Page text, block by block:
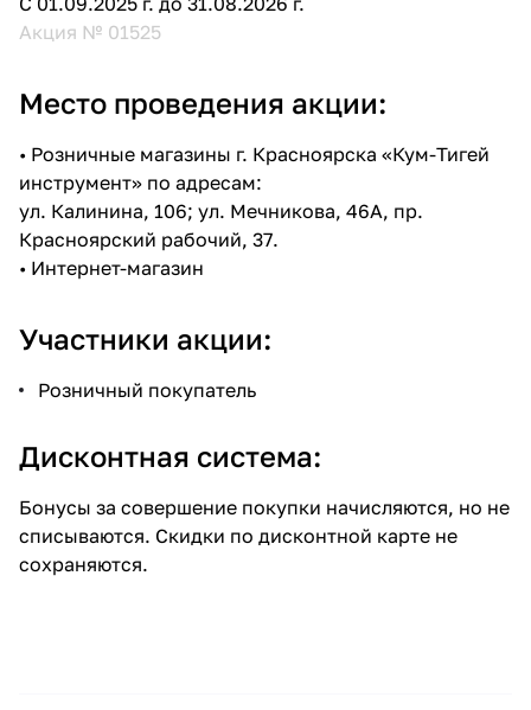
Акция № 01525
Место проведения акции:
• Розничные магазины г. Красноярска «Кум-Тигей
инструмент» по адресам:
ул. Калинина, 106; ул. Мечникова, 46А, пр.
Красноярский рабочий, 37.
• Интернет-магазин
Участники акции:
Розничный покупатель
Дисконтная система:
Бонусы за совершение покупки начисляются, но не
списываются. Скидки по дисконтной карте не
сохраняются.